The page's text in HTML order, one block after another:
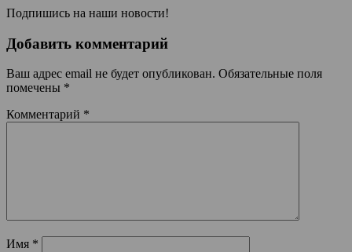
Подпишись на наши новости!
Добавить комментарий
Ваш адрес email не будет опубликован. Обязательные поля
помечены *
Комментарий *
Имя *